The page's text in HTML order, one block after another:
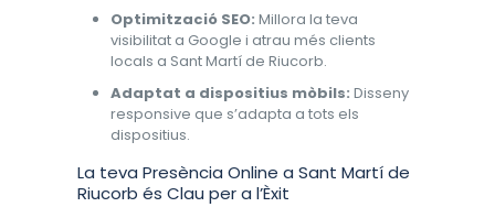
Optimització SEO: Millora la teva
visibilitat a Google i atrau més clients
locals a Sant Martí de Riucorb.
Adaptat a dispositius mòbils: Disseny
responsive que s’adapta a tots els
dispositius.
La teva Presència Online a Sant Martí de
Riucorb és Clau per a l’Èxit